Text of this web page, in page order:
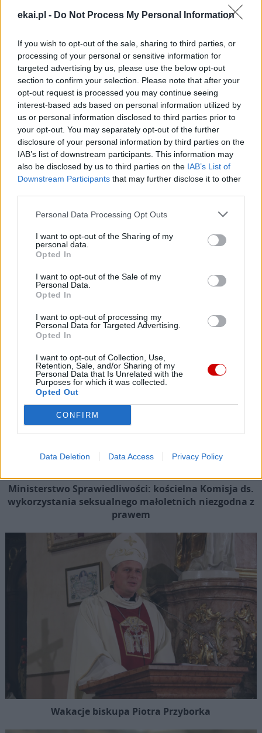
ekai.pl - Do Not Process My Personal Information
If you wish to opt-out of the sale, sharing to third parties, or
processing of your personal or sensitive information for
targeted advertising by us, please use the below opt-out
section to confirm your selection. Please note that after your
opt-out request is processed you may continue seeing
interest-based ads based on personal information utilized by
us or personal information disclosed to third parties prior to
your opt-out. You may separately opt-out of the further
disclosure of your personal information by third parties on the
IAB’s list of downstream participants. This information may
also be disclosed by us to third parties on the IAB’s List of
Downstream Participants that may further disclose it to other
Personal Data Processing Opt Outs
I want to opt-out of the Sharing of my
personal data.
Opted In
I want to opt-out of the Sale of my
Personal Data.
Opted In
I want to opt-out of processing my
Personal Data for Targeted Advertising.
Opted In
I want to opt-out of Collection, Use,
Retention, Sale, and/or Sharing of my
Personal Data that Is Unrelated with the
Purposes for which it was collected.
Opted Out
CONFIRM
Data Deletion Data Access Privacy Policy
Tagi: I ŚWIATOWY DZIEŃ UBOGICH
KRAKÓW
Najnowsze
06 sierpnia 2026 | 16:15
Nuncjusz na Ukrainie: wojna wciąż pochłania ofiary
Papież do młodych w Asyżu: idźcie na peryferie i budujcie
cywilizację miłości
Kardynał Aveline: dla Avvenire o odrodzeniu wiary we Francji
06 sierpnia 2026 | 14:32
ZaMisje.pl – serwis Diakonii Misyjnej Ruchu Światło-Życie
Popularne
Ministerstwo Sprawiedliwości: kościelna Komisja ds.
wykorzystania seksualnego małoletnich niezgodna z
prawem
Wakacje biskupa Piotra Przyborka